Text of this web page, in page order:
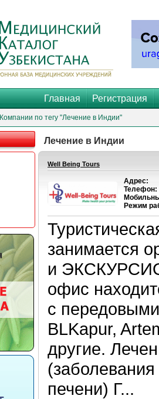
Главная Регистрация
Компании по тегу "Лечение в Индии"
Лечение в Индии
Well Being Tours
Адрес:
Телефон:
Режим
занимается
и
офис
с
BLKapur,
другие.
печени) Г...